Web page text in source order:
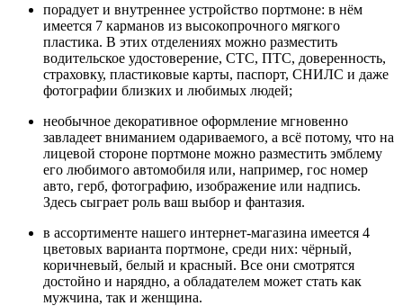
порадует и внутреннее устройство портмоне: в нём
имеется 7 карманов из высокопрочного мягкого
пластика. В этих отделениях можно разместить
водительское удостоверение, СТС, ПТС, доверенность,
страховку, пластиковые карты, паспорт, СНИЛС и даже
фотографии близких и любимых людей;
необычное декоративное оформление мгновенно
завладеет вниманием одариваемого, а всё потому, что на
лицевой стороне портмоне можно разместить эмблему
его любимого автомобиля или, например, гос номер
авто, герб, фотографию, изображение или надпись.
Здесь сыграет роль ваш выбор и фантазия.
в ассортименте нашего интернет-магазина имеется 4
цветовых варианта портмоне, среди них: чёрный,
коричневый, белый и красный. Все они смотрятся
достойно и нарядно, а обладателем может стать как
мужчина, так и женщина.